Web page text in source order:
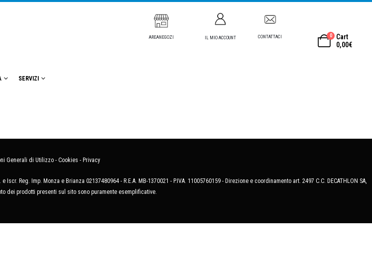
AREANEGOZI IL MIO ACCOUNT CONTATTACI 0
Cart
0,00€
SERVIZI
Generali di Utilizzo - Cookies - Privacy
Reg. Imp. Monza e Brianza 02137480964 - R.E.A. MB-1370021 - P.IVA. 11005760159 - Direzione e coordinamento art. 2497 C.C. DECATHLON SA,
dei prodotti presenti sul sito sono puramente esemplificative.